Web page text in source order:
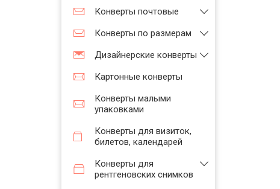
Конверты почтовые
Конверты по размерам
Дизайнерские конверты
Картонные конверты
Конверты малыми
упаковками
Конверты для визиток,
билетов, календарей
Конверты для
рентгеновских снимков